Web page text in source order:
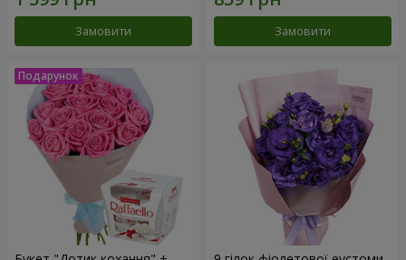
Замовити Замовити